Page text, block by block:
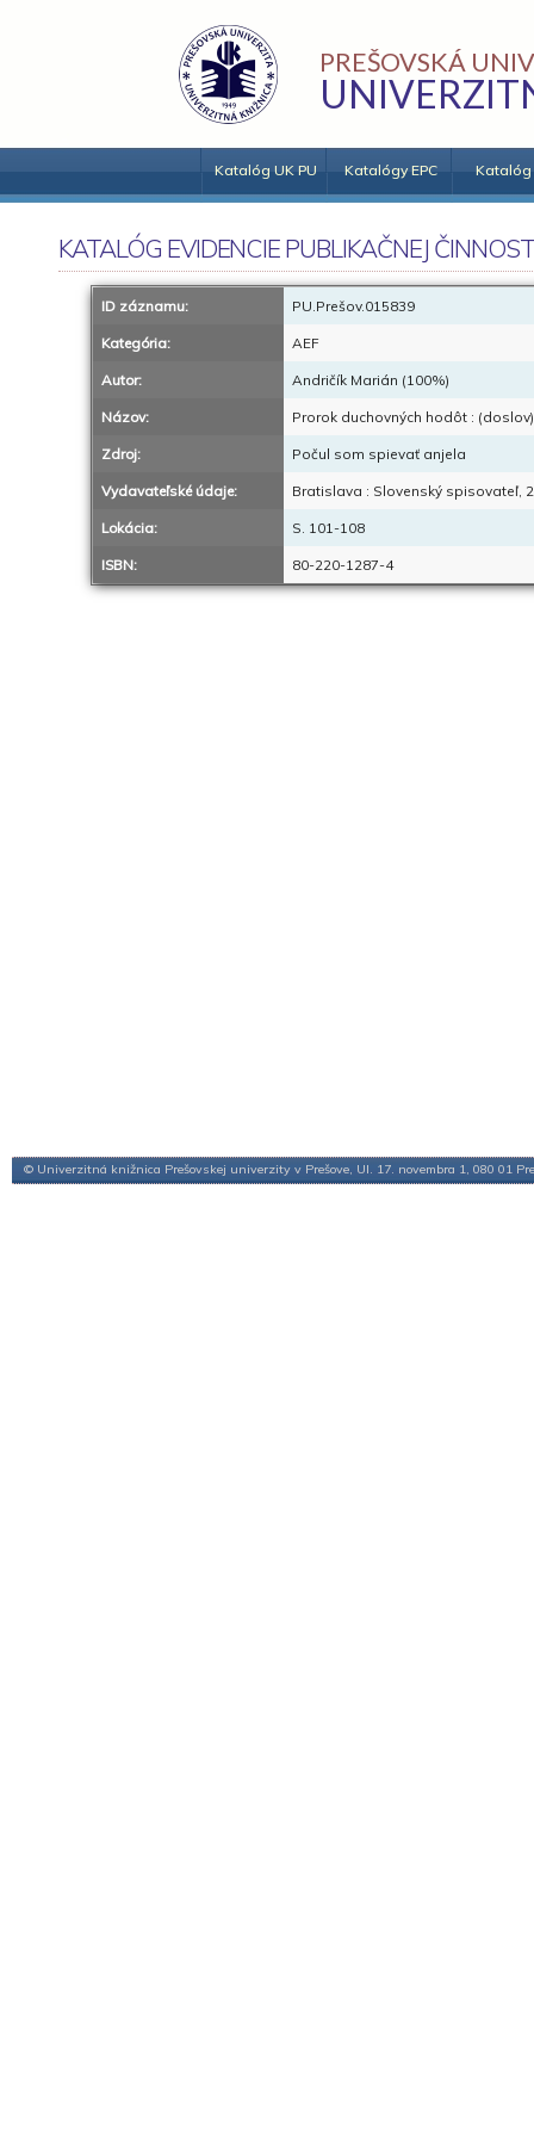
PREŠOVSKÁ
Katalóg UK PU Katalógy EPC Katalóg
KATALÓG EVIDENCIE PUBLIKAČNEJ
ID záznamu: PU.Prešov.015839
Kategória: AEF
Autor: Andričík Marián (100%)
Názov: Prorok duchovných hodôt : (doslov)
Zdroj: Počul som spievať anjela
Vydavateľské údaje: Bratislava : Slovenský spisovateľ,
Lokácia: S. 101-108
ISBN: 80-220-1287-4
© Univerzitná knižnica Prešovskej univerzity v Prešove, Ul. 17. novembra 1, 080 01